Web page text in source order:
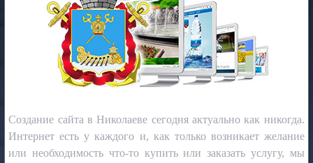
Создание сайта в Николаеве сегодня актуально как никогда.
Интернет есть у каждого и, как только возникает желание
или необходимость что-то купить или заказать услугу, мы